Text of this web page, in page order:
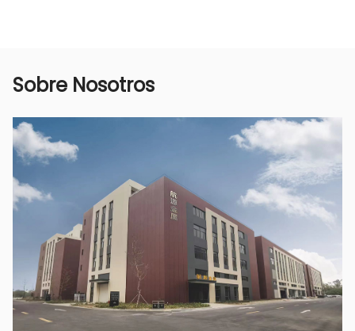
pulverización es uniforme, lo que puede reducir
fertilizantes químicos, reducir la contaminación
ambiental y proteger el medio ambiente
9. Mejorar la eficiencia de la producción
Nuestras pistolas pulverizadoras para árboles
frutales están diseñadas científicamente y son
fáciles de operar, lo que puede mejorar en gran
medida la eficiencia de la producción agrícola.
Utilizando tecnología de pulverización
Sobre Nosotros